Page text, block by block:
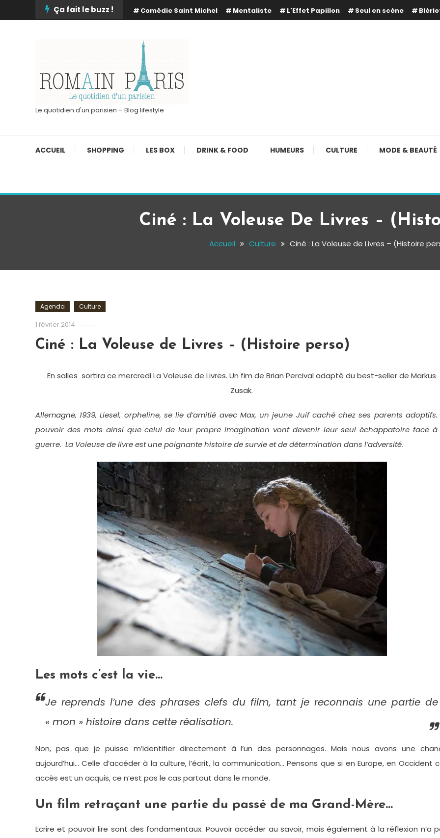
To
Ça fait le buzz ! Comédie Saint Michel Mentaliste L'Effet Papillon Seul en scène
Le quotidien d'un parisien – Blog lifestyle
ACCUEIL SHOPPING LES BOX DRINK & FOOD HUMEURS CULTURE MODE & BEAUTÉ
Ciné : La Voleuse De Livres –
Accueil Culture Ciné : La Voleuse de Livres – (Histoire
Agenda Culture
1 février 2014
Paris
Ciné : La Voleuse de Livres – (Histoire perso)
En salles sortira ce mercredi La Voleuse de Livres. Un fim de Brian Percival adapté du best-seller de Markus
Zusak.
Allemagne, 1939, Liesel, orpheline, se lie d’amitié avec Max, un jeune Juif caché chez ses parents adoptifs.
pouvoir des mots ainsi que celui de leur propre imagination vont devenir leur seul échappatoire face
guerre. La Voleuse de livre est une poignante histoire de survie et de détermination dans l’adversité.
Les mots c’est la vie…
Je reprends l’une des phrases clefs du film, tant je reconnais une partie de
« mon » histoire dans cette réalisation.
Non, pas que je puisse m’identifier directement à l’un des personnages. Mais nous avons une
aujourd’hui… Celle d’accéder à la culture, l’écrit, la communication… Pensons que si en Europe, en Occident
accès est un acquis, ce n’est pas le cas partout dans le monde.
Un film retraçant une partie du passé de ma Grand-Mère…
Ecrire et pouvoir lire sont des fondamentaux. Pouvoir accéder au savoir, mais également à la réflexion n’a